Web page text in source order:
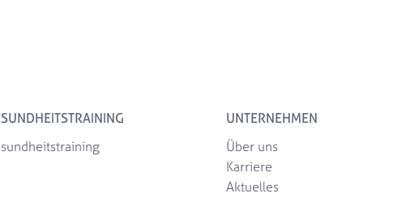
UNTERNEHMEN
Über uns
Karriere
Aktuelles